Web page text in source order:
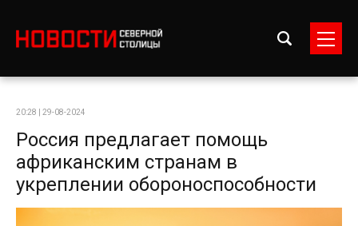
20:28 | 29-08-2024
Россия предлагает помощь
африканским странам в
укреплении обороноспособности